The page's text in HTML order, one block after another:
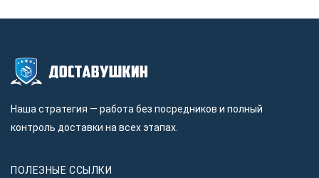
Наша стратегия — работа без посредников и полный
контроль доставки на всех этапах.
ПОЛЕЗНЫЕ ССЫЛКИ